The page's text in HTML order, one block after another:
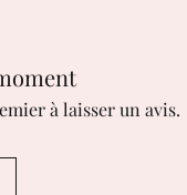
EXPÉDITION HORS
Suivi avec
heures, Les
à laisser un avis.